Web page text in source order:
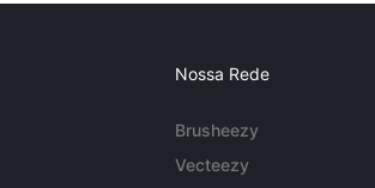
Nossa Rede
Brusheezy
Vecteezy